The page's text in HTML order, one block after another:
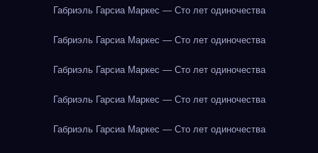
Габриэль Гарсиа Маркес — Сто лет одиночества
Габриэль Гарсиа Маркес — Сто лет одиночества
Габриэль Гарсиа Маркес — Сто лет одиночества
Габриэль Гарсиа Маркес — Сто лет одиночества
Габриэль Гарсиа Маркес — Сто лет одиночества